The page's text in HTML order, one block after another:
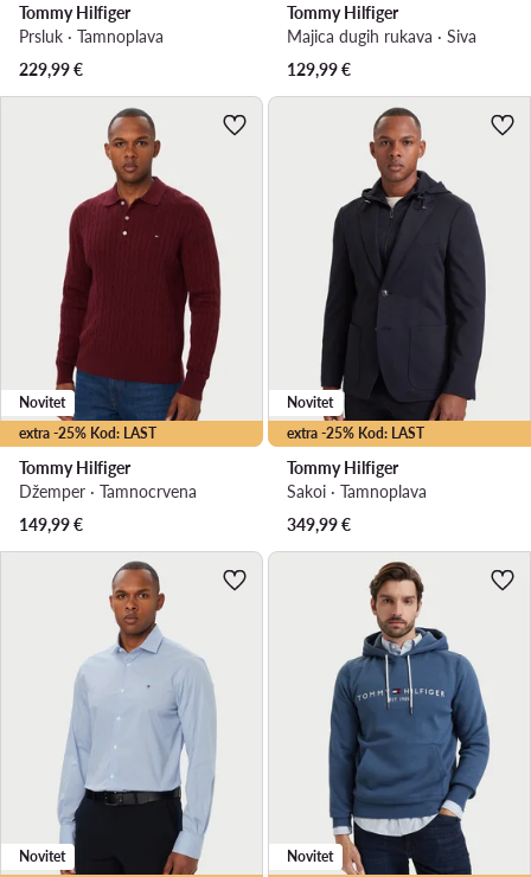
Tommy Hilfiger
Prsluk · Tamnoplava
229,99€
Tommy Hilfiger
Majica dugih rukava · Siva
129,99€
extra -25% Kod: LAST
Novitet
Tommy Hilfiger
Džemper · Tamnocrvena
149,99€
extra -25% Kod: LAST
Novitet
Tommy Hilfiger
Sakoi · Tamnoplava
349,99€
Novitet Novitet